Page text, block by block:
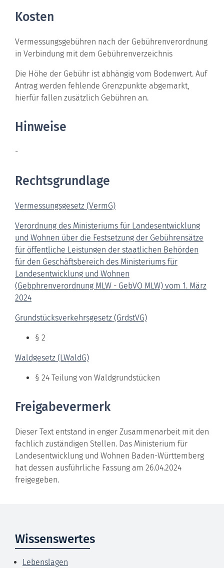
Kosten
Vermessungsgebühren nach der Gebührenverordnung
in Verbindung mit dem Gebührenverzeichnis
Die Höhe der Gebühr ist abhängig vom Bodenwert. Auf
Antrag werden fehlende Grenzpunkte abgemarkt,
hierfür fallen zusätzlich Gebühren an.
Hinweise
-
Rechtsgrundlage
Vermessungsgesetz (VermG)
Verordnung des Ministeriums für Landesentwicklung
und Wohnen über die Festsetzung der Gebührensätze
für öffentliche Leistungen der staatlichen Behörden
für den Geschäftsbereich des Ministeriums für
Landesentwicklung und Wohnen
(Gebphrenverordnung MLW - GebVO MLW) vom 1. März
2024
Grundstücksverkehrsgesetz (GrdstVG)
§ 2
Waldgesetz (LWaldG)
§ 24 Teilung von Waldgrundstücken
Freigabevermerk
Dieser Text entstand in enger Zusammenarbeit mit den
fachlich zuständigen Stellen. Das Ministerium für
Landesentwicklung und Wohnen Baden-Württemberg
hat dessen ausführliche Fassung am 26.04.2024
freigegeben.
Wissenswertes
Lebenslagen